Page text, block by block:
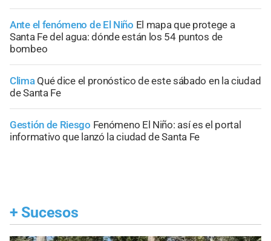
Ante el fenómeno de El Niño El mapa que protege a
Santa Fe del agua: dónde están los 54 puntos de
bombeo
Clima Qué dice el pronóstico de este sábado en la ciudad
de Santa Fe
Gestión de Riesgo Fenómeno El Niño: así es el portal
informativo que lanzó la ciudad de Santa Fe
+ Sucesos